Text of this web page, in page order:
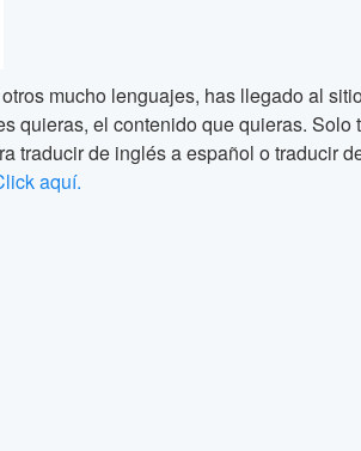
mucho lenguajes, has llegado al
quieras, el contenido que quieras.
traducir de inglés a español o traducir
aquí.